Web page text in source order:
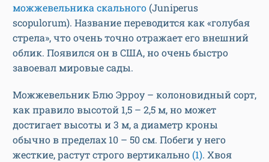
можжевельника скального (Juniperus
scopulorum). Название переводится как «голубая
стрела», что очень точно отражает его внешний
облик. Появился он в США, но очень быстро
завоевал мировые сады.
Можжевельник Блю Эрроу – колоновидный сорт,
как правило высотой 1,5 – 2,5 м, но может
достигает высоты и 3 м, а диаметр кроны
обычно в пределах 10 – 50 см. Побеги у него
жесткие, растут строго вертикально (1). Хвоя